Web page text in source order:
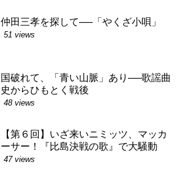
仲田三孝を探して──「やくざ小唄」
51 views
国破れて、「青い山脈」あり──歌謡曲
史からひもとく戦後
48 views
【第６回】いざ来いニミッツ、マッカ
ーサー！『比島決戦の歌』で大騒動
47 views